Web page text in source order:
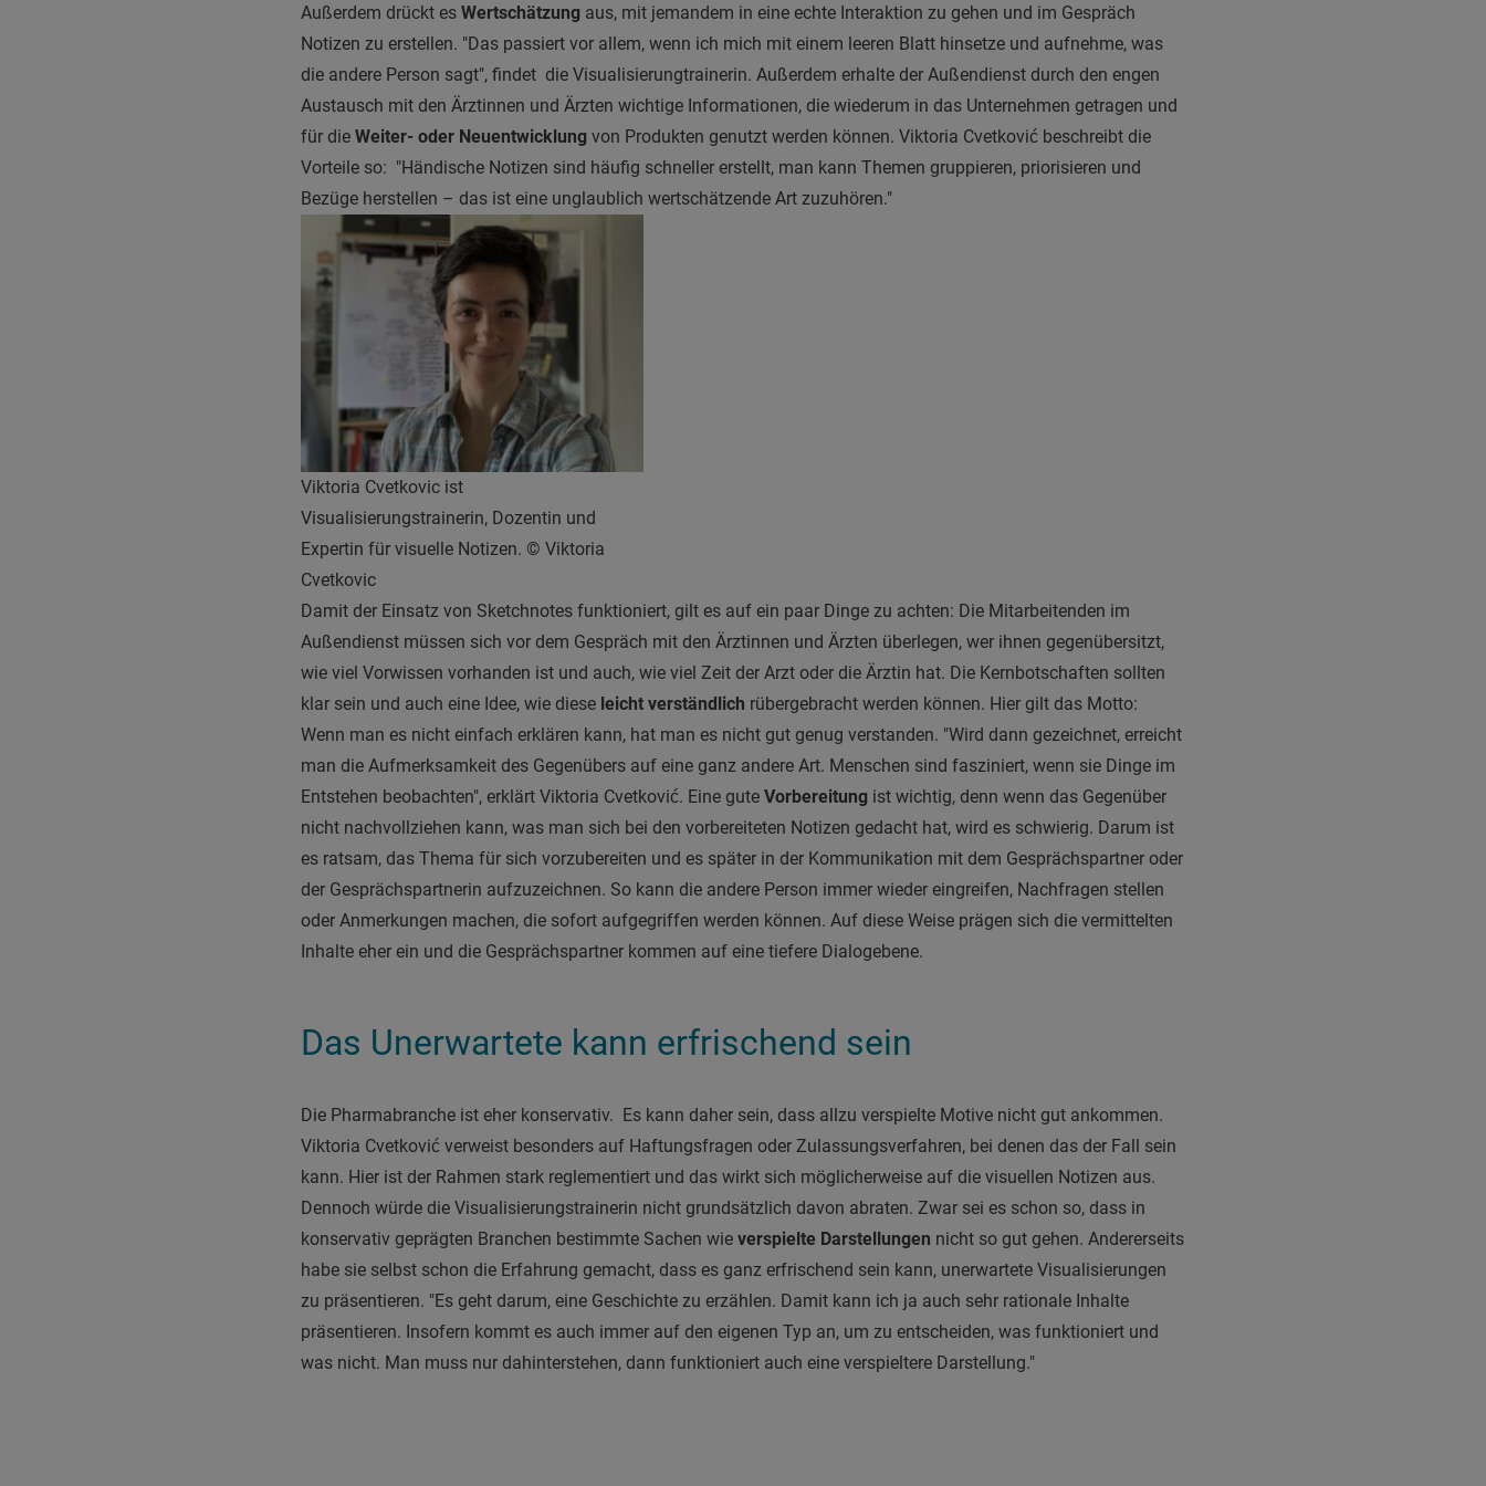
Außerdem drückt es Wertschätzung aus, mit jemandem in eine echte Interaktion zu gehen und im Gespräch
Notizen zu erstellen. "Das passiert vor allem, wenn ich mich mit einem leeren Blatt hinsetze und aufnehme, was
die andere Person sagt", findet die Visualisierungtrainerin. Außerdem erhalte der Außendienst durch den engen
Austausch mit den Ärztinnen und Ärzten wichtige Informationen, die wiederum in das Unternehmen getragen und
für die Weiter- oder Neuentwicklung von Produkten genutzt werden können. Viktoria Cvetković beschreibt die
Vorteile so: "Händische Notizen sind häufig schneller erstellt, man kann Themen gruppieren, priorisieren und
Bezüge herstellen – das ist eine unglaublich wertschätzende Art zuzuhören."
Viktoria Cvetkovic ist
Visualisierungstrainerin, Dozentin und
Expertin für visuelle Notizen. © Viktoria
Cvetkovic
Damit der Einsatz von Sketchnotes funktioniert, gilt es auf ein paar Dinge zu achten: Die Mitarbeitenden im
Außendienst müssen sich vor dem Gespräch mit den Ärztinnen und Ärzten überlegen, wer ihnen gegenübersitzt,
wie viel Vorwissen vorhanden ist und auch, wie viel Zeit der Arzt oder die Ärztin hat. Die Kernbotschaften sollten
klar sein und auch eine Idee, wie diese leicht verständlich rübergebracht werden können. Hier gilt das Motto:
Wenn man es nicht einfach erklären kann, hat man es nicht gut genug verstanden. "Wird dann gezeichnet, erreicht
man die Aufmerksamkeit des Gegenübers auf eine ganz andere Art. Menschen sind fasziniert, wenn sie Dinge im
Entstehen beobachten", erklärt Viktoria Cvetković. Eine gute Vorbereitung ist wichtig, denn wenn das Gegenüber
nicht nachvollziehen kann, was man sich bei den vorbereiteten Notizen gedacht hat, wird es schwierig. Darum ist
es ratsam, das Thema für sich vorzubereiten und es später in der Kommunikation mit dem Gesprächspartner oder
der Gesprächspartnerin aufzuzeichnen. So kann die andere Person immer wieder eingreifen, Nachfragen stellen
oder Anmerkungen machen, die sofort aufgegriffen werden können. Auf diese Weise prägen sich die vermittelten
Inhalte eher ein und die Gesprächspartner kommen auf eine tiefere Dialogebene.
Das Unerwartete kann erfrischend sein
Die Pharmabranche ist eher konservativ. Es kann daher sein, dass allzu verspielte Motive nicht gut ankommen.
Viktoria Cvetković verweist besonders auf Haftungsfragen oder Zulassungsverfahren, bei denen das der Fall sein
kann. Hier ist der Rahmen stark reglementiert und das wirkt sich möglicherweise auf die visuellen Notizen aus.
Dennoch würde die Visualisierungstrainerin nicht grundsätzlich davon abraten. Zwar sei es schon so, dass in
konservativ geprägten Branchen bestimmte Sachen wie verspielte Darstellungen nicht so gut gehen. Andererseits
habe sie selbst schon die Erfahrung gemacht, dass es ganz erfrischend sein kann, unerwartete Visualisierungen
zu präsentieren. "Es geht darum, eine Geschichte zu erzählen. Damit kann ich ja auch sehr rationale Inhalte
präsentieren. Insofern kommt es auch immer auf den eigenen Typ an, um zu entscheiden, was funktioniert und
was nicht. Man muss nur dahinterstehen, dann funktioniert auch eine verspieltere Darstellung."